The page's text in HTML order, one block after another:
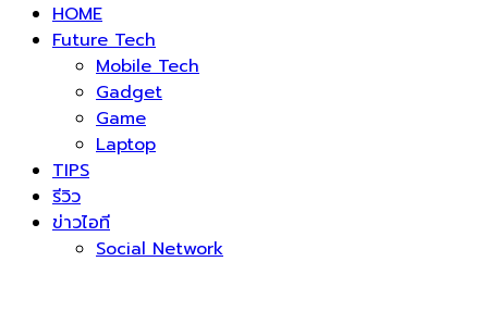
HOME
Future Tech
Mobile Tech
Gadget
Game
Laptop
TIPS
รีวิว
ข่าวไอที
Social Network